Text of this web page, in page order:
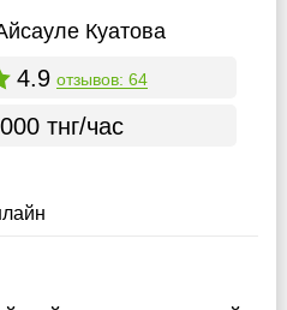
Куатова
4.9 отзывов: 64
тнг/час